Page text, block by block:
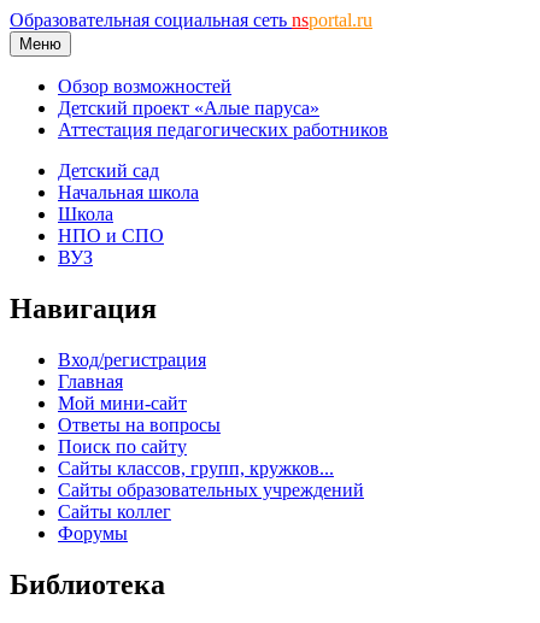
Образовательная социальная сеть nsportal.ru
Меню
Обзор возможностей
Детский проект «Алые паруса»
Аттестация педагогических работников
Детский сад
Начальная школа
Школа
НПО и СПО
ВУЗ
Навигация
Вход/регистрация
Главная
Мой мини-сайт
Ответы на вопросы
Поиск по сайту
Сайты классов, групп, кружков...
Сайты образовательных учреждений
Сайты коллег
Форумы
Библиотека